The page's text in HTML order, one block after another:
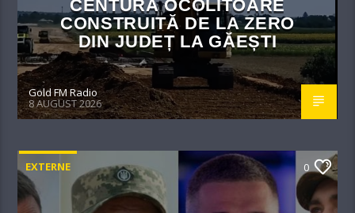
CENTURĂ OCOLITOARE
CONSTRUITĂ DE LA ZERO
DIN JUDEȚ LA GĂEȘTI
Gold FM Radio
8 AUGUST 2026
EXTERNE 0